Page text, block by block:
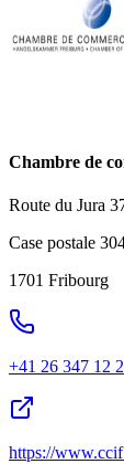
Chambre de
Route du Jura
Case postale
1701 Fribourg
+41 26 347 12
https://